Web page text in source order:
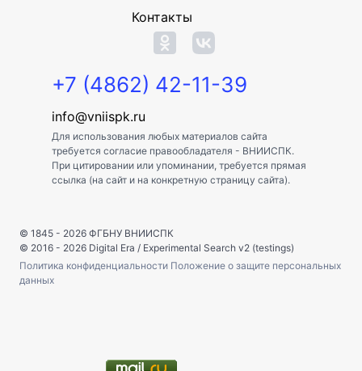
Контакты
+7 (4862) 42-11-39
info@vniispk.ru
Для использования любых материалов сайта
требуется согласие правообладателя - ВНИИСПК.
При цитировании или упоминании, требуется прямая
ссылка (на сайт и на конкретную страницу сайта).
© 1845 - 2026 ФГБНУ ВНИИСПК
© 2016 - 2026 Digital Era / Experimental Search v2 (testings)
Политика конфиденциальности Положение о защите персональных
данных